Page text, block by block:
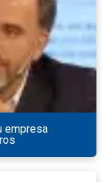
empresa